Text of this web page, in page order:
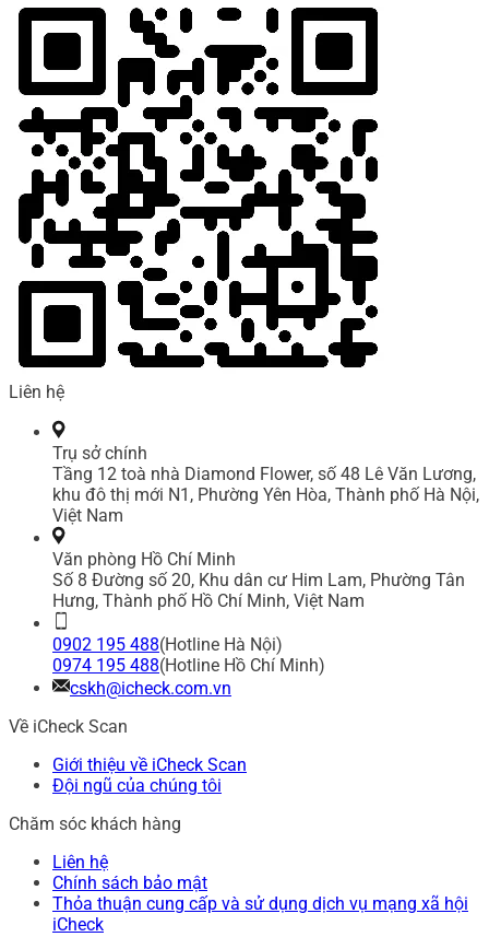
Liên hệ
Trụ sở chính
Tầng 12 toà nhà Diamond Flower, số 48 Lê Văn Lương,
khu đô thị mới N1, Phường Yên Hòa, Thành phố Hà Nội,
Việt Nam
Văn phòng Hồ Chí Minh
Số 8 Đường số 20, Khu dân cư Him Lam, Phường Tân
Hưng, Thành phố Hồ Chí Minh, Việt Nam
0902 195 488(Hotline Hà Nội)
0974 195 488(Hotline Hồ Chí Minh)
cskh@icheck.com.vn
Về iCheck Scan
Giới thiệu về iCheck Scan
Đội ngũ của chúng tôi
Chăm sóc khách hàng
Liên hệ
Chính sách bảo mật
Thỏa thuận cung cấp và sử dụng dịch vụ mạng xã hội
iCheck